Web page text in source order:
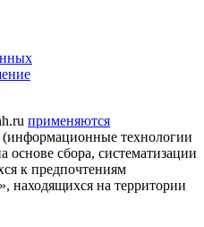
применяются
(информационные технологии
сбора, систематизации
к предпочтениям
находящихся на территории